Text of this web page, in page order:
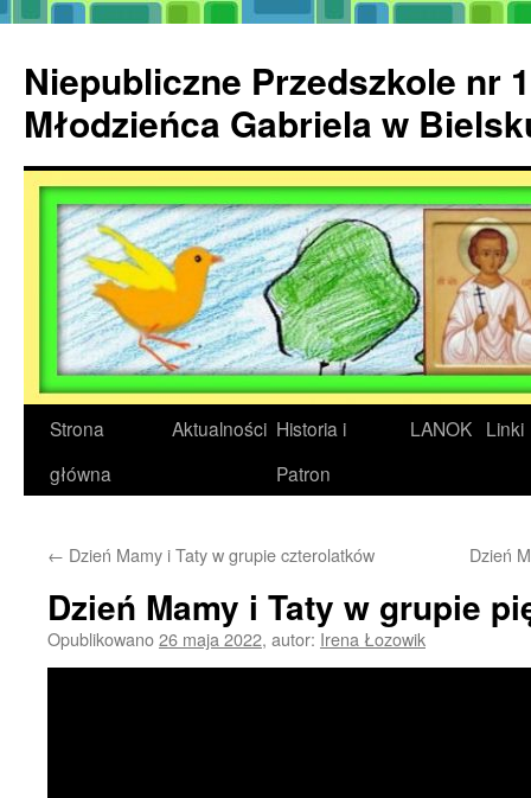
treści
Niepubliczne Przedszkole nr
Młodzieńca Gabriela w
Strona
główna
Aktualności Historia i
Patron
LANOK Linki
← Dzień Mamy i Taty w grupie czterolatków Dzień
Dzień Mamy i Taty w grupie
Opublikowano26 maja 2022, autor: Irena Łozowik